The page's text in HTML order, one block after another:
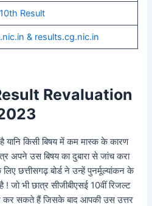
Result
& results.cg.nic.in
Revaluation
है यानि किसी बिषय में कम मास्क के कारण
अपने उस बिषय का दुबारा से जांच करा
छत्तीसगढ़ बोर्ड ने उन्हें पुनर्मूल्यांकन के
जो भी छात्र सीजीबीएसई 10वीं रिजल्ट
सकते हैं जिसके बाद आपकी उस उत्तर